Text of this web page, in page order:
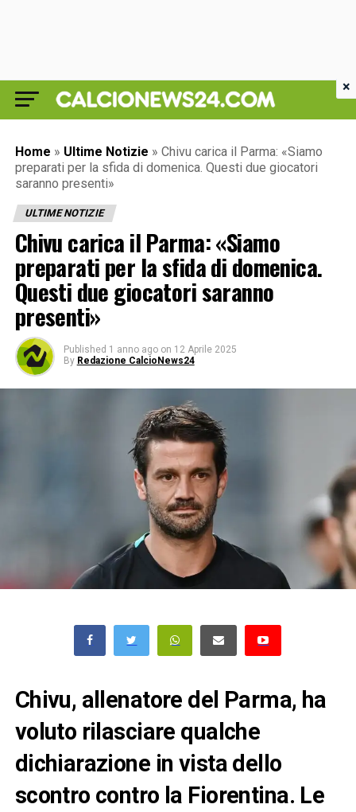
Home » Ultime Notizie » Chivu carica il Parma: «Siamo
preparati per la sfida di domenica. Questi due giocatori
saranno presenti»
ULTIME NOTIZIE
Chivu carica il Parma: «Siamo
preparati per la sfida di domenica.
Questi due giocatori saranno
presenti»
Published 1 anno ago on 12 Aprile 2025
By Redazione CalcioNews24
Chivu, allenatore del Parma, ha
voluto rilasciare qualche
dichiarazione in vista dello
scontro contro la Fiorentina. Le
×